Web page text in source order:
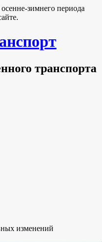
зимнего периода
транспорта
изменений